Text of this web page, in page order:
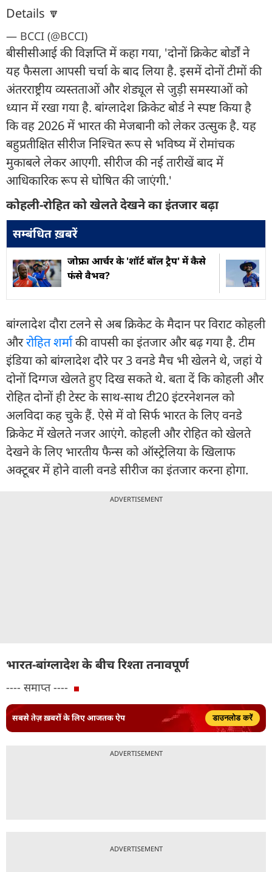
Details 🔽
— BCCI (@BCCI)
बीसीसीआई की विज्ञप्ति में कहा गया, 'दोनों क्रिकेट बोर्डों ने
यह फैसला आपसी चर्चा के बाद लिया है. इसमें दोनों टीमों की
अंतरराष्ट्रीय व्यस्तताओं और शेड्यूल से जुड़ी समस्याओं को
ध्यान में रखा गया है. बांग्लादेश क्रिकेट बोर्ड ने स्पष्ट किया है
कि वह 2026 में भारत की मेजबानी को लेकर उत्सुक है. यह
बहुप्रतीक्षित सीरीज निश्चित रूप से भविष्य में रोमांचक
मुकाबले लेकर आएगी. सीरीज की नई तारीखें बाद में
आधिकारिक रूप से घोषित की जाएंगी.'
कोहली-रोहित को खेलते देखने का इंतजार बढ़ा
सम्बंधित ख़बरें
जोफ्रा आर्चर के 'शॉर्ट बॉल ट्रैप' में कैसे
फंसे वैभव?
बांग्लादेश दौरा टलने से अब क्रिकेट के मैदान पर विराट कोहली
औररोहित शर्माकी वापसी का इंतजार और बढ़ गया है. टीम
इंड‍िया को बांग्लादेश दौरे पर 3 वनडे मैच भी खेलने थे, जहां ये
दोनों दिग्गज खेलते हुए दिख सकते थे. बता दें कि कोहली और
रोहित दोनों ही टेस्ट के साथ-साथ टी20 इंटरनेशनल को
अलविदा कह चुके हैं. ऐसे में वो सिर्फ भारत के लिए वनडे
क्रिकेट में खेलते नजर आएंगे. कोहली और रोहित को खेलते
देखने के ल‍िए भारतीय फैन्स को ऑस्ट्रेल‍िया के ख‍िलाफ
अक्टूबर में होने वाली वनडे सीरीज का इंतजार करना होगा.
ADVERTISEMENT
भारत-बांग्लादेश के बीच रिश्ता तनावपूर्ण
---- समाप्त ----
सबसे तेज़ ख़बरों के लिए आजतक ऐप डाउनलोड करें
ADVERTISEMENT
ADVERTISEMENT